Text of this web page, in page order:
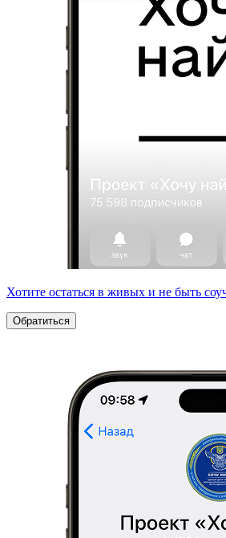
Хотите остаться в живых и не быть
Обратиться